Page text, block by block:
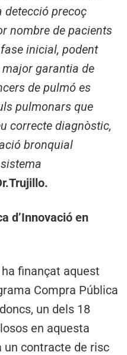
detecció precoç
nombre de pacients
inicial, podent
garantia de
de pulmó es
pulmonars que
correcte diagnòstic,
bronquial
d’Innovació en
finançat aquest
Compra Pública
un dels 18
en aquesta
contracte de risc